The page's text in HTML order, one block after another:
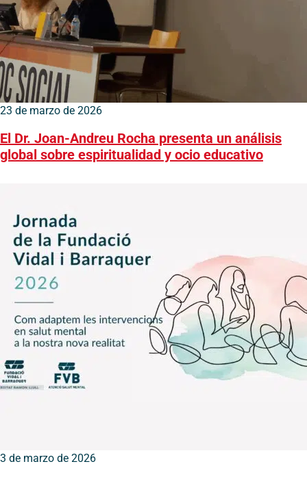
23 de marzo de 2026
El Dr. Joan-Andreu Rocha presenta un análisis
global sobre espiritualidad y ocio educativo
3 de marzo de 2026